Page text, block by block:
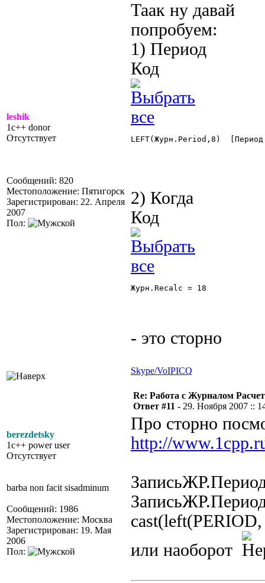
leshik
1c++ donor
Отсутствует
Сообщений: 820
Местоположение: Пятигорск
Зарегистрирован: 22. Апреля
2007
Пол:
Таак ну давай
попробуем:
1) Период
Код
LEFT(Журн.Period,8)
2) Когда
Код
Журн.Recalc = 18
- это сторно
Skype/VoIPICQ
berezdetsky
1c++ power user
Отсутствует
barba non facit sisadminum
Сообщений: 1986
Местоположение: Москва
Зарегистрирован: 19. Мая
2006
Пол:
Re: Работа с Журналом
Ответ #11 - 29. Ноября 2007 ::
Про сторно
http://
или наоборот